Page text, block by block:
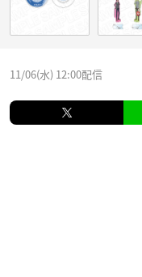
11/06(水) 12:00配信